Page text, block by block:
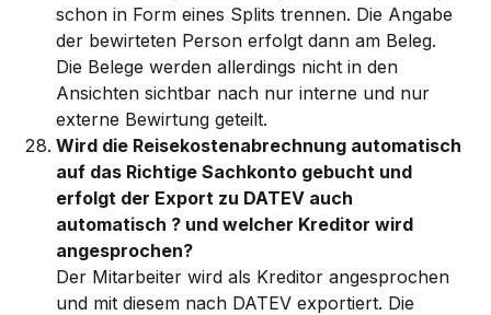
schon in Form eines Splits trennen. Die Angabe
der bewirteten Person erfolgt dann am Beleg.
Die Belege werden allerdings nicht in den
Ansichten sichtbar nach nur interne und nur
externe Bewirtung geteilt.
Wird die Reisekostenabrechnung automatisch
auf das Richtige Sachkonto gebucht und
erfolgt der Export zu DATEV auch
automatisch ? und welcher Kreditor wird
angesprochen?
Der Mitarbeiter wird als Kreditor angesprochen
und mit diesem nach DATEV exportiert. Die